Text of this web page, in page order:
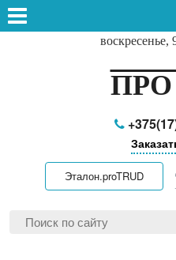
воскресенье,
ПРО
Эталон.proTRUD